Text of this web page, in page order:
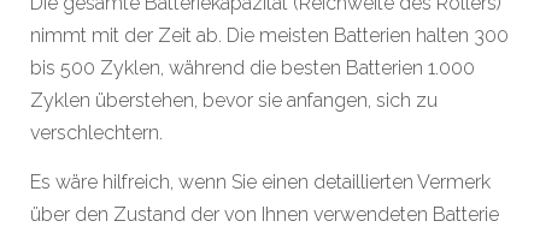
nimmt mit der Zeit ab. Die meisten Batterien halten 300
bis 500 Zyklen, während die besten Batterien 1.000
Zyklen überstehen, bevor sie anfangen, sich zu
verschlechtern.
Es wäre hilfreich, wenn Sie einen detaillierten Vermerk
über den Zustand der von Ihnen verwendeten Batterie